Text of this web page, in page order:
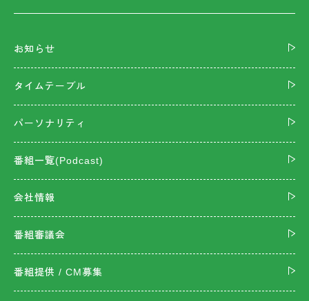
お知らせ
タイムテーブル
パーソナリティ
番組一覧(Podcast)
会社情報
番組審議会
番組提供 / CM募集